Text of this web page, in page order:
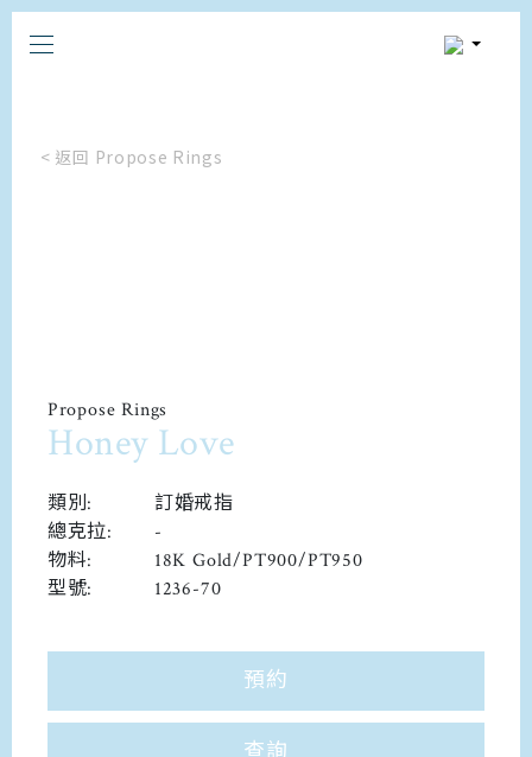
< 返回 Propose Rings
Propose Rings
Honey Love
類別:
訂婚戒指
總克拉:
-
物料:
18K Gold/PT900/PT950
型號:
1236-70
預約